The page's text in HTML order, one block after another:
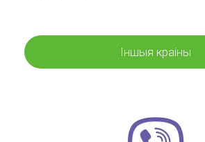
Іншыя краіны